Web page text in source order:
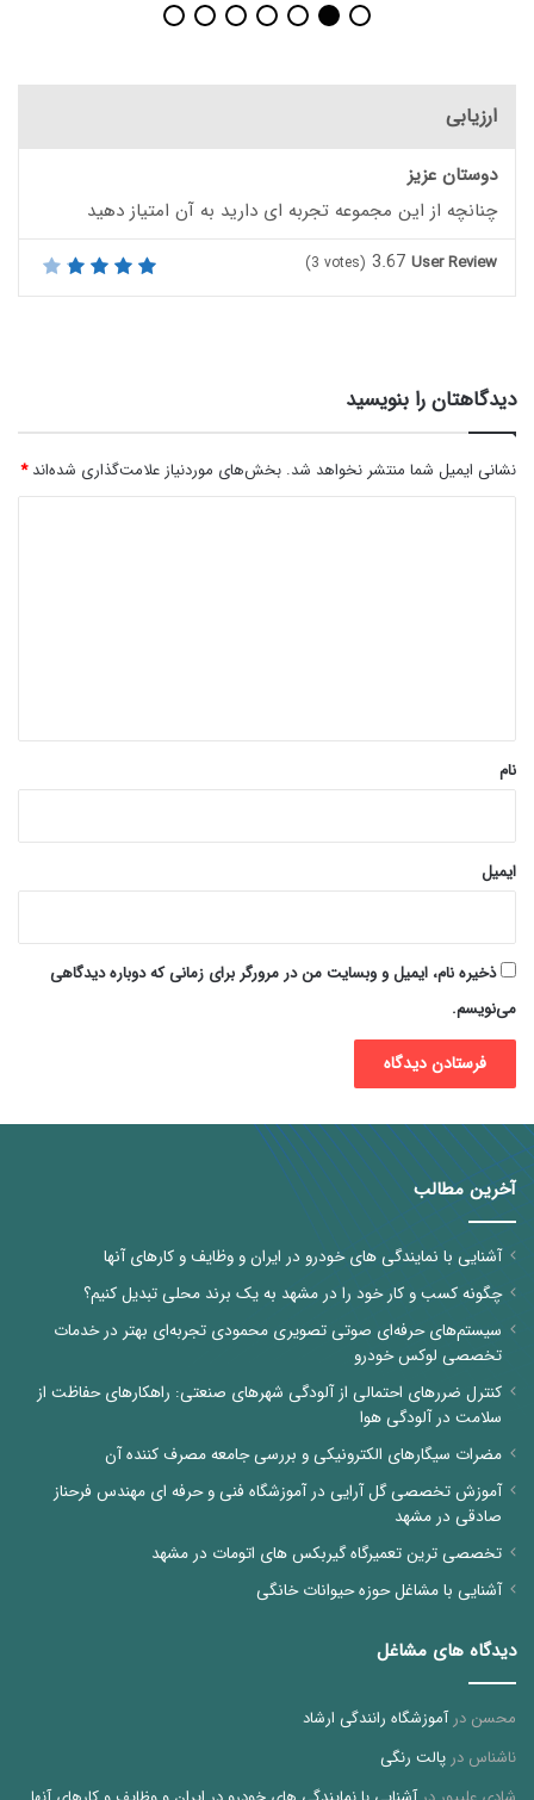
ارزیابی
دوستان عزیز
چنانچه از این مجموعه تجربه ای دارید به آن امتیاز دهید
User Review
3.67
(3 votes)
دیدگاهتان را بنویسید
نشانی ایمیل شما منتشر نخواهد شد. بخش‌های موردنیاز علامت‌گذاری شده‌اند*
نام
ایمیل
ذخیره نام، ایمیل و وبسایت من در مرورگر برای زمانی که دوباره دیدگاهی
می‌نویسم.
آخرین مطالب
آشنایی با نمایندگی های خودرو در ایران و وظایف و کارهای آنها
چگونه کسب و کار خود را در مشهد به یک برند محلی تبدیل کنیم؟
سیستم‌های حرفه‌ای صوتی تصویری محمودی تجربه‌ای بهتر در خدمات
تخصصی لوکس خودرو
کنترل ضررهای احتمالی از آلودگی شهرهای صنعتی: راهکارهای حفاظت از
سلامت در آلودگی هوا
مضرات سیگارهای الکترونیکی و بررسی جامعه مصرف کننده آن
آموزش تخصصی گل آرایی در آموزشگاه فنی و حرفه ای مهندس فرحناز
صادقی در مشهد
تخصصی ترین تعمیرگاه گیربکس های اتومات در مشهد
آشنایی با مشاغل حوزه حیوانات خانگی
دیدگاه های مشاغل
محسن درآموزشگاه رانندگی ارشاد
ناشناس درپالت رنگی